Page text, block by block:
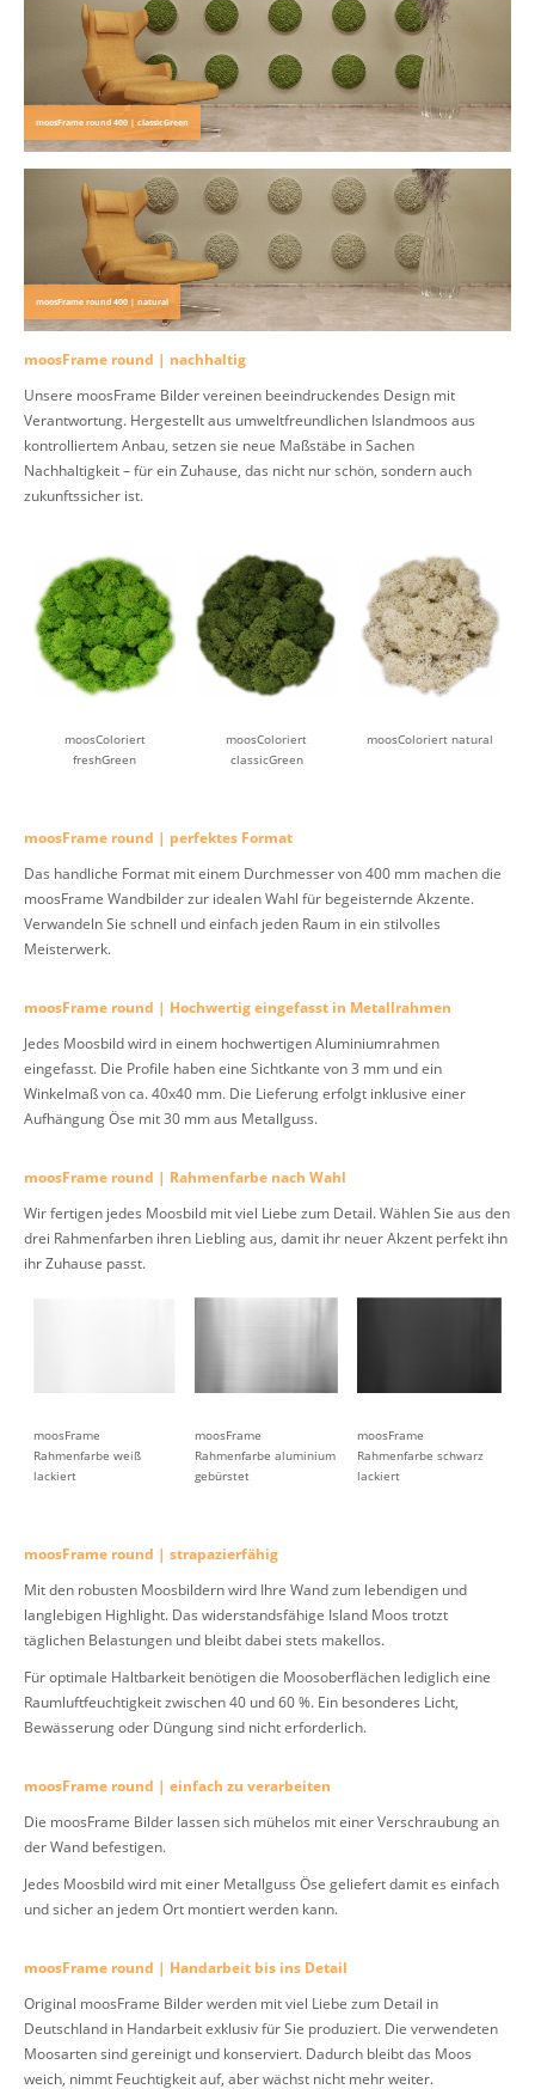
moosFrame round 400 | classicGreen
moosFrame round 400 | natural
moosFrame round | nachhaltig
Unsere moosFrame Bilder vereinen beeindruckendes Design mit
Verantwortung. Hergestellt aus umweltfreundlichen Islandmoos aus
kontrolliertem Anbau, setzen sie neue Maßstäbe in Sachen
Nachhaltigkeit – für ein Zuhause, das nicht nur schön, sondern auch
zukunftssicher ist.
moosColoriert
freshGreen
moosColoriert
classicGreen
moosColoriert natural
moosFrame round | perfektes Format
Das handliche Format mit einem Durchmesser von 400 mm machen die
moosFrame Wandbilder zur idealen Wahl für begeisternde Akzente.
Verwandeln Sie schnell und einfach jeden Raum in ein stilvolles
Meisterwerk.
moosFrame round | Hochwertig eingefasst in Metallrahmen
Jedes Moosbild wird in einem hochwertigen Aluminiumrahmen
eingefasst. Die Profile haben eine Sichtkante von 3 mm und ein
Winkelmaß von ca. 40x40 mm. Die Lieferung erfolgt inklusive einer
Aufhängung Öse mit 30 mm aus Metallguss.
moosFrame round | Rahmenfarbe nach Wahl
Wir fertigen jedes Moosbild mit viel Liebe zum Detail. Wählen Sie aus den
drei Rahmenfarben ihren Liebling aus, damit ihr neuer Akzent perfekt ihn
ihr Zuhause passt.
moosFrame
Rahmenfarbe weiß
lackiert
moosFrame
Rahmenfarbe aluminium
gebürstet
moosFrame
Rahmenfarbe schwarz
lackiert
moosFrame round | strapazierfähig
Mit den robusten Moosbildern wird Ihre Wand zum lebendigen und
langlebigen Highlight. Das widerstandsfähige Island Moos trotzt
täglichen Belastungen und bleibt dabei stets makellos.
Für optimale Haltbarkeit benötigen die Moosoberflächen lediglich eine
Raumluftfeuchtigkeit zwischen 40 und 60 %. Ein besonderes Licht,
Bewässerung oder Düngung sind nicht erforderlich.
moosFrame round | einfach zu verarbeiten
Die moosFrame Bilder lassen sich mühelos mit einer Verschraubung an
der Wand befestigen.
Jedes Moosbild wird mit einer Metallguss Öse geliefert damit es einfach
und sicher an jedem Ort montiert werden kann.
moosFrame round | Handarbeit bis ins Detail
Original moosFrame Bilder werden mit viel Liebe zum Detail in
Deutschland in Handarbeit exklusiv für Sie produziert. Die verwendeten
Moosarten sind gereinigt und konserviert. Dadurch bleibt das Moos
weich, nimmt Feuchtigkeit auf, aber wächst nicht mehr weiter.